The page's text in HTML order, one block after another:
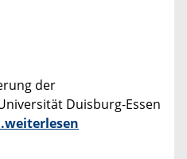
der
Duisburg-Essen